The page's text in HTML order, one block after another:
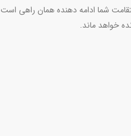
شما ادامه دهنده همان راهی است
خواهد ماند.